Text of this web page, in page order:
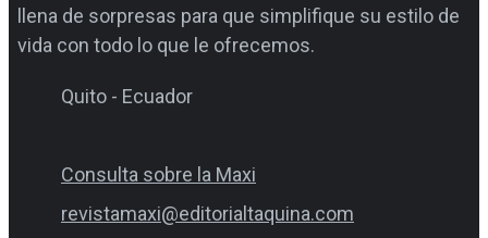
llena de sorpresas para que simplifique su estilo de
vida con todo lo que le ofrecemos.
Quito - Ecuador
Consulta sobre la Maxi
revistamaxi@editorialtaquina.com